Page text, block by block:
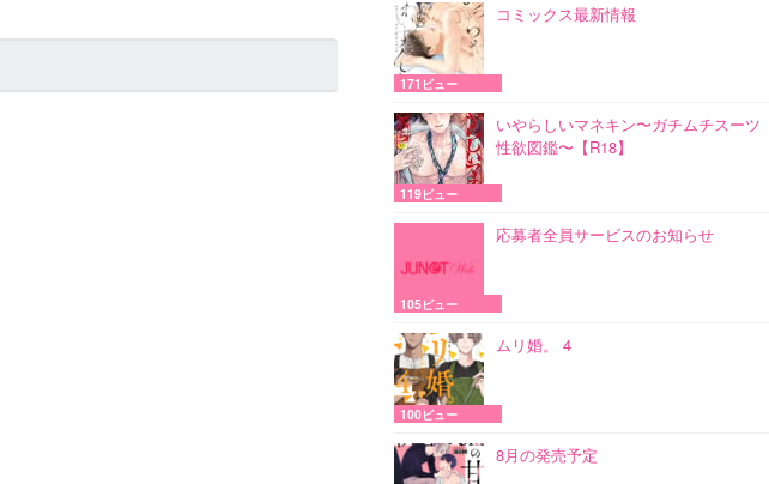
コミックス最新情報
171ビュー
いやらしいマネキン〜ガチムチスーツ
性欲図鑑〜【R18】
119ビュー
応募者全員サービスのお知らせ
105ビュー
ムリ婚。 4
100ビュー
8月の発売予定